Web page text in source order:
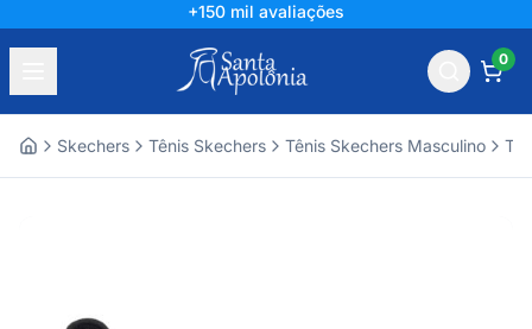
+150 mil avaliações
0
Skechers Tênis Skechers Tênis Skechers Masculino